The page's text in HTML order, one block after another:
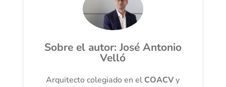
Sobre el autor: José Antonio
Velló
Arquitecto colegiado en el COACVy